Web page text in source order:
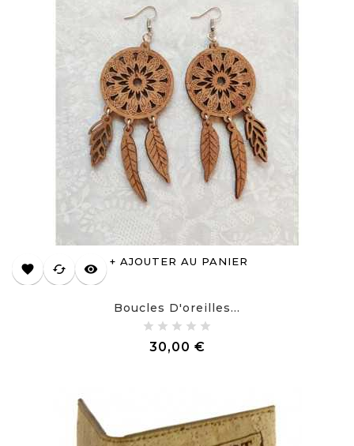
AJOUTER AU PANIER
favorite cached visibility
Boucles D'oreilles...
30,00 €Prix